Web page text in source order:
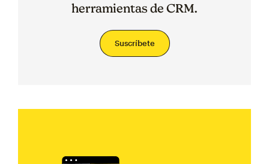
herramientas de CRM.
Suscríbete